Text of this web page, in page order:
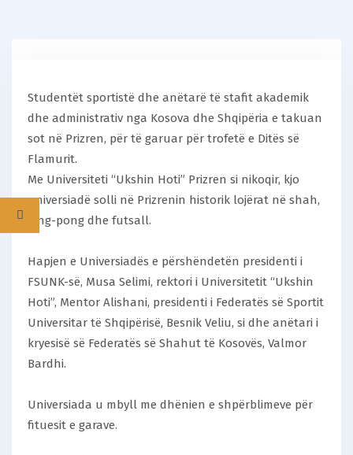
Studentët sportistë dhe anëtarë të stafit akademik
dhe administrativ nga Kosova dhe Shqipëria e takuan
sot në Prizren, për të garuar për trofetë e Ditës së
Flamurit.
Me Universiteti “Ukshin Hoti” Prizren si nikoqir, kjo
universiadë solli në Prizrenin historik lojërat në shah,
ping-pong dhe futsall.
Hapjen e Universiadës e përshëndetën presidenti i
FSUNK-së, Musa Selimi, rektori i Universitetit “Ukshin
Hoti”, Mentor Alishani, presidenti i Federatës së Sportit
Universitar të Shqipërisë, Besnik Veliu, si dhe anëtari i
kryesisë së Federatës së Shahut të Kosovës, Valmor
Bardhi.
Universiada u mbyll me dhënien e shpërblimeve për
fituesit e garave.